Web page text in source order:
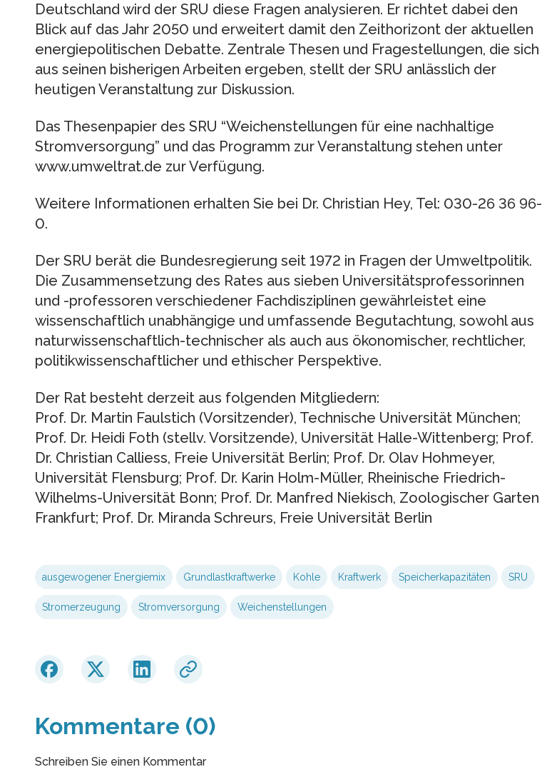
Deutschland wird der SRU diese Fragen analysieren. Er richtet dabei den
Blick auf das Jahr 2050 und erweitert damit den Zeithorizont der aktuellen
energiepolitischen Debatte. Zentrale Thesen und Fragestellungen, die sich
aus seinen bisherigen Arbeiten ergeben, stellt der SRU anlässlich der
heutigen Veranstaltung zur Diskussion.
Das Thesenpapier des SRU “Weichenstellungen für eine nachhaltige
Stromversorgung” und das Programm zur Veranstaltung stehen unter
www.umweltrat.de zur Verfügung.
Weitere Informationen erhalten Sie bei Dr. Christian Hey, Tel: 030-26 36 96-
0.
Der SRU berät die Bundesregierung seit 1972 in Fragen der Umweltpolitik.
Die Zusammensetzung des Rates aus sieben Universitätsprofessorinnen
und -­professoren verschiedener Fachdisziplinen gewährleistet eine
wissenschaftlich unabhängige und umfassende Begutachtung, sowohl aus
naturwissenschaftlich-technischer als auch aus ökonomischer, rechtlicher,
politikwissenschaftlicher und ethischer Perspektive.
Der Rat besteht derzeit aus folgenden Mitgliedern:
Prof. Dr. Martin Faulstich (Vorsitzender), Technische Universität München;
Prof. Dr. Heidi Foth (stellv. Vorsitzende), Universität Halle-Wittenberg; Prof.
Dr. Christian Calliess, Freie Universität Berlin; Prof. Dr. Olav Hohmeyer,
Universität Flensburg; Prof. Dr. Karin Holm-Müller, Rheinische Friedrich-
Wilhelms-Universität Bonn; Prof. Dr. Manfred Niekisch, Zoologischer Garten
Frankfurt; Prof. Dr. Miranda Schreurs, Freie Universität Berlin
ausgewogener Energiemix Grundlastkraftwerke Kohle Kraftwerk Speicherkapazitäten SRU
Stromerzeugung Stromversorgung Weichenstellungen
Kommentare (0)
Schreiben Sie einen Kommentar